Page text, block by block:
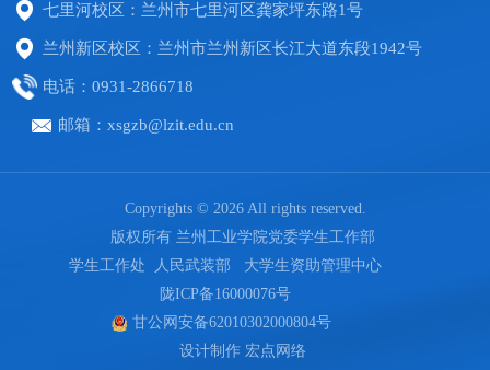
七里河校区：兰州市七里河区龚家坪东路1号
兰州新区校区：兰州市兰州新区长江大道东段1942号
电话：0931-2866718
邮箱：xsgzb@lzit.edu.cn
Copyrights © 2026 All rights reserved.
版权所有 兰州工业学院党委学生工作部
学生工作处 人民武装部 大学生资助管理中心
陇ICP备16000076号
甘公网安备62010302000804号
设计制作 宏点网络